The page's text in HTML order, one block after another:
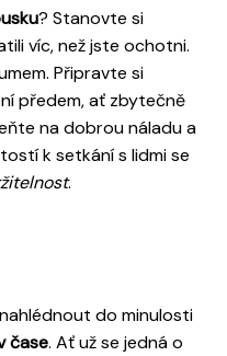
? Stanovte si
víc, než jste ochotni.
Připravte si
předem, ať zbytečně
na dobrou náladu a
k setkání s lidmi se
.
do minulosti
čase. Ať už se jedná o